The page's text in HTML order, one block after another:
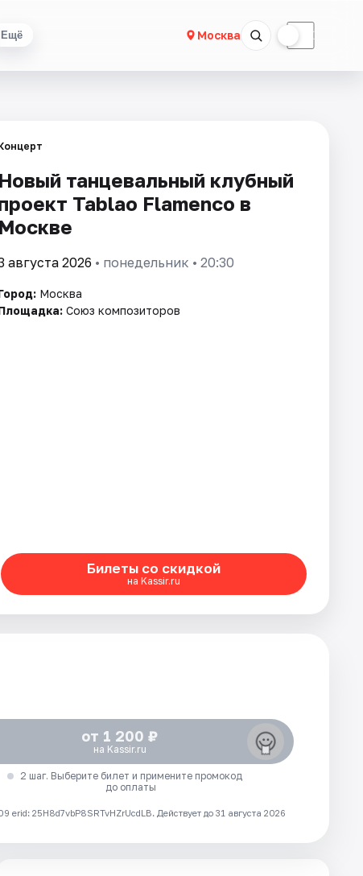
Ещё Москва ☾
Новый танцевальный клубный
Tablao Flamenсo в
Москве
августа 2026 • понедельник • 20:30
Москва
Союз композиторов
Билеты со скидкой
на Kassir.ru
от 1 200 ₽
на Kassir.ru
2 шаг. Выберите билет и примените промокод
до оплаты
25H8d7vbP8SRTvHZrUcdLB. Действует до 31 августа 2026